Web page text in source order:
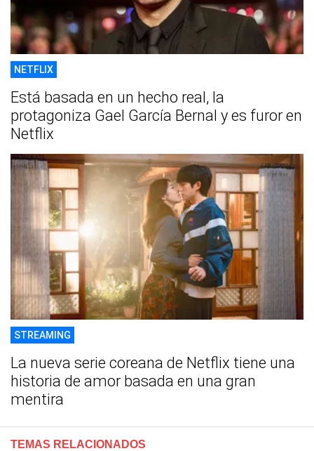
NETFLIX
Está basada en un hecho real, la
protagoniza Gael García Bernal y es furor en
Netflix
STREAMING
La nueva serie coreana de Netflix tiene una
historia de amor basada en una gran
mentira
TEMAS RELACIONADOS